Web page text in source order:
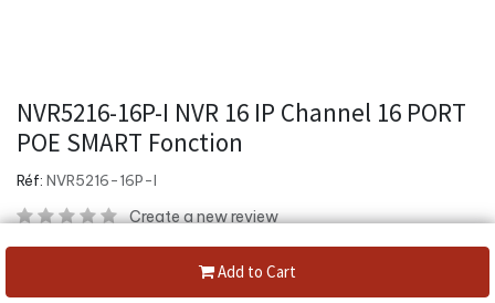
Add to Cart
NVR5216-16P-I NVR 16 IP Channel 16 PORT
POE SMART Fonction
Réf: NVR5216-16P-I
Create a new review
pictures /sec processing20 face databases with 100,000 face